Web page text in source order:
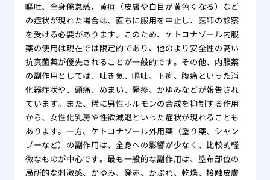
嘔吐、全身倦怠感、黄疸（皮膚や白目が黄色くなる）など
の症状が現れた場合は、直ちに服用を中止し、医師の診察
を受ける必要があります。このため、ケトコナゾール内服
薬の使用は現在では限定的であり、他のより安全性の高い
抗真菌薬が優先されることが一般的です。その他、内服薬
の副作用としては、吐き気、嘔吐、下痢、腹痛といった消
化器症状や、頭痛、めまい、発疹、かゆみなどが報告され
ています。また、稀に男性ホルモンの合成を抑制する作用
から、女性化乳房や性欲減退といった症状が現れることも
あります。一方、ケトコナゾール外用薬（塗り薬、シャン
プーなど）の副作用は、全身への影響が少なく、比較的軽
微なものが中心です。最も一般的な副作用は、塗布部位の
局所的な刺激感、かゆみ、発赤、かぶれ、乾燥、接触皮膚